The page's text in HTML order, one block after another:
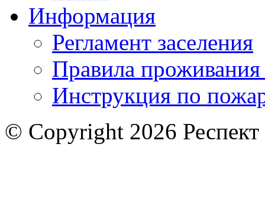
Информация
Регламент заселения
Правила
Инструкция по
© Copyright 2026 Респект